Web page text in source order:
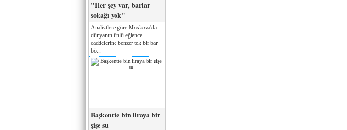
"Her şey var, barlar
sokağı yok"
Analistlere göre Moskova'da
dünyanın ünlü eğlence
caddelerine benzer tek bir bar
bö...
Başkentte bin liraya bir
şişe su